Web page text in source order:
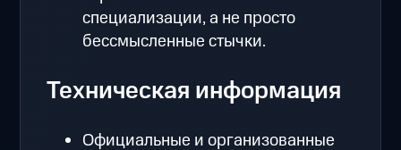
специализации, а не просто
бессмысленные стычки.
Техническая информация
Официальные и организованные